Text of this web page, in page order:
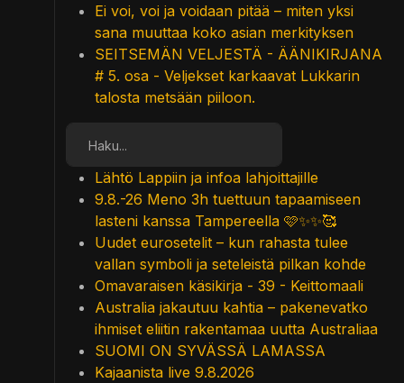
Ei voi, voi ja voidaan pitää – miten yksi
sana muuttaa koko asian merkityksen
SEITSEMÄN VELJESTÄ - ÄÄNIKIRJANA
# 5. osa - Veljekset karkaavat Lukkarin
talosta metsään piiloon.
Lähtö Lappiin ja infoa lahjoittajille
9.8.-26 Meno 3h tuettuun tapaamiseen
lasteni kanssa Tampereella 🩷✨✨🥰
Uudet eurosetelit – kun rahasta tulee
vallan symboli ja seteleistä pilkan kohde
Omavaraisen käsikirja - 39 - Keittomaali
Australia jakautuu kahtia – pakenevatko
ihmiset eliitin rakentamaa uutta Australiaa
SUOMI ON SYVÄSSÄ LAMASSA
Kajaanista live 9.8.2026